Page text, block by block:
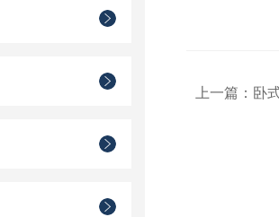
上一篇： 卧